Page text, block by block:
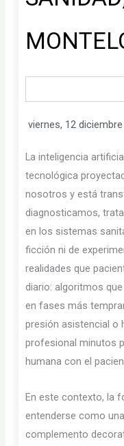
viernes, 12
La inteligencia
tecnológica
nosotros y está
diagnosticamos,
en los sistemas
ficción ni de
realidades que
diario: algoritmos
en fases más
presión asistencial o
profesional minutos
humana con el
En este contexto, la
entenderse como
complemento